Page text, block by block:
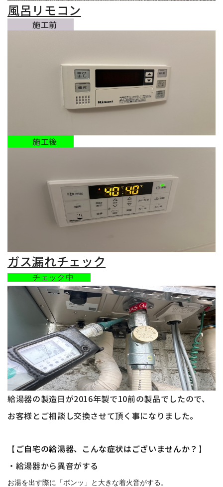
風呂リモコン
施工前
施工後
ガス漏れチェック
チェック中
給湯器の製造日が2016年製で10前の製品で したので、
お客様とご相談し交換させて頂く事になりました。
【 ご自宅の給湯器、こんな症状はございませんか？ 】
・給湯器から異音がする
お湯を出す際に「ボンッ」と大きな着火音がする。